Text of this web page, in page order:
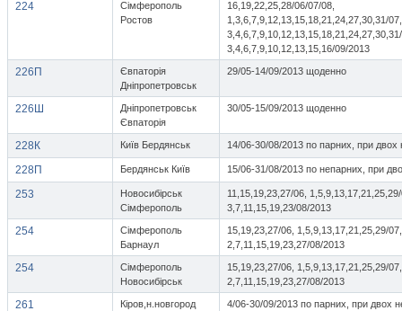
224
Сімферополь
Ростов
16,19,22,25,28/06/07/08,
1,3,6,7,9,12,13,15,18,21,24,27,30,31/07,
3,4,6,7,9,10,12,13,15,16/09/2013
226П
Євпаторія
Дніпропетровськ
29/05-14/09/2013 щоденно
226Ш
Дніпропетровськ
Євпаторія
30/05-15/09/2013 щоденно
228К Київ Бердянськ 14/06-30/08/2013 по парних, при двох
228П Бердянськ Київ 15/06-31/08/2013 по непарних, при
253
Новосибірськ
Сімферополь
11,15,19,23,27/06,
3,7,11,15,19,23/08/2013
254
Сімферополь
Барнаул
15,19,23,27/06, 1,5,9,13,17,21,25,29/07,
2,7,11,15,19,23,27/08/2013
254
Сімферополь
Новосибірськ
15,19,23,27/06, 1,5,9,13,17,21,25,29/07,
2,7,11,15,19,23,27/08/2013
261
Кіров,н.новгород
4/06-30/09/2013 по парних, при двох